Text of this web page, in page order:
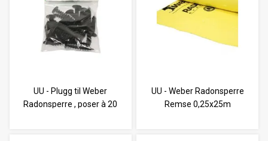
UU - Plugg til Weber
Radonsperre , poser à 20
UU - Weber Radonsperre
Remse 0,25x25m